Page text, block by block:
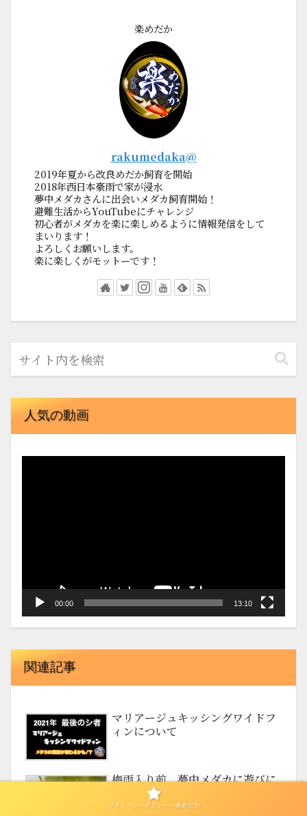
楽めだか
rakumedaka@
2019年夏から改良めだか飼育を開始
2018年西日本豪雨で家が浸水
夢中メダカさんに出会いメダカ飼育開始！
避難生活からYouTubeにチャレンジ
初心者がメダカを楽に楽しめるように情報発信をして
まいります！
よろしくお願いします。
楽に楽しくがモットーです！
人気の動画
00:00 13:10
関連記事
マリアージュキッシングワイドフ
ィンについて
梅雨入り前、夢中メダカに遊びに
行ってきました！ 頂上（てっぺ
ん）紅白を見てきました！
プライバシーポリシー・楽めだか